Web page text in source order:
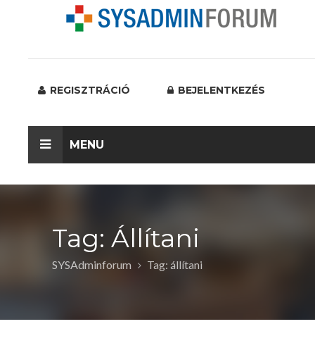
REGISZTRÁCIÓ BEJELENTKEZÉS
MENU
Tag: Állítani
SYSAdminforum Tag: állítani